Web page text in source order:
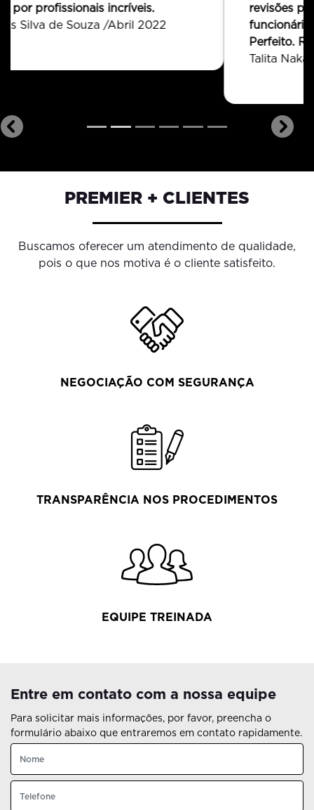
revisões pelo WhatsApp até a cortesia dos
funcionários que atendem presencialmente.
templates.template-
PREMIER + CLIENTES
Buscamos oferecer um atendimento de qualidade,
pois o que nos motiva é o cliente satisfeito.
NEGOCIAÇÃO COM SEGURANÇA
TRANSPARÊNCIA NOS PROCEDIMENTOS
EQUIPE TREINADA
Entre em contato com a nossa equipe
Para solicitar mais informações, por favor, preencha o
formulário abaixo que entraremos em contato rapidamente.